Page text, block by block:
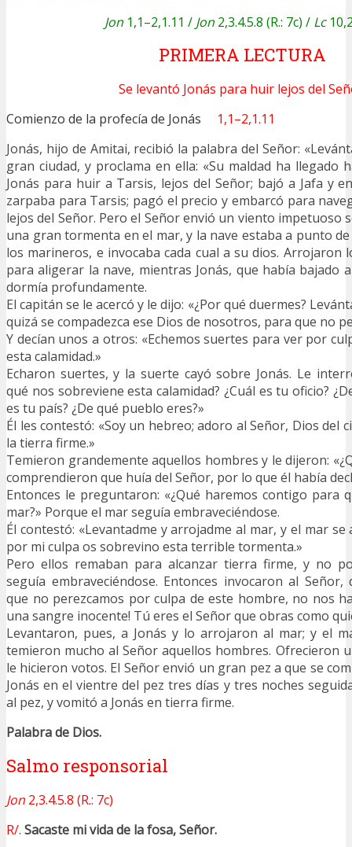
Jon 1,1–2,1.11 / Jon 2,3.4.5.8 (R.: 7c) / Lc
PRIMERA LECTURA
Se levantó Jonás para huir lejos del
Comienzo de la profecía de Jonás
1,1–2,1.11
Jonás, hijo de Amitai, recibió la palabra del Señor:
gran ciudad, y proclama en ella: «Su maldad ha llegado
Jonás para huir a Tarsis, lejos del Señor; bajó a Jafa y
zarpaba para Tarsis; pagó el precio y embarcó para
lejos del Señor. Pero el Señor envió un viento impetuoso
una gran tormenta en el mar, y la nave estaba a punto
los marineros, e invocaba cada cual a su dios. Arrojaron
para aligerar la nave, mientras Jonás, que había bajado
dormía profundamente.
El capitán se le acercó y le dijo: «¿Por qué duermes?
quizá se compadezca ese Dios de nosotros, para que no
Y decían unos a otros: «Echemos suertes para ver por
esta calamidad.»
Echaron suertes, y la suerte cayó sobre Jonás. Le
qué nos sobreviene esta calamidad? ¿Cuál es tu oficio?
es tu país? ¿De qué pueblo eres?»
Él les contestó: «Soy un hebreo; adoro al Señor, Dios del
la tierra firme.»
Temieron grandemente aquellos hombres y le dijeron:
comprendieron que huía del Señor, por lo que él había
Entonces le preguntaron: «¿Qué haremos contigo para
mar?» Porque el mar seguía embraveciéndose.
Él contestó: «Levantadme y arrojadme al mar, y el mar se
por mi culpa os sobrevino esta terrible tormenta.»
Pero ellos remaban para alcanzar tierra firme, y no
seguía embraveciéndose. Entonces invocaron al Señor,
que no perezcamos por culpa de este hombre, no nos
una sangre inocente! Tú eres el Señor que obras como
Levantaron, pues, a Jonás y lo arrojaron al mar; y el
temieron mucho al Señor aquellos hombres. Ofrecieron
le hicieron votos. El Señor envió un gran pez a que se
Jonás en el vientre del pez tres días y tres noches
al pez, y vomitó a Jonás en tierra firme.
Palabra de Dios.
Salmo responsorial
Jon 2,3.4.5.8 (R.: 7c)
R/. Sacaste mi vida de la fosa, Señor.